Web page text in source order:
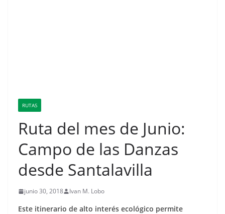
RUTAS
Ruta del mes de Junio:
Campo de las Danzas
desde Santalavilla
junio 30, 2018 Ivan M. Lobo
Este itinerario de alto interés ecológico permite